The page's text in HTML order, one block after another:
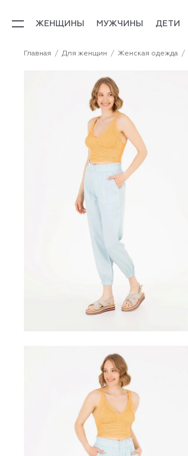
ЖЕНЩИНЫ МУЖЧИНЫ ДЕТИ
Главная Для женщин Женская одежда